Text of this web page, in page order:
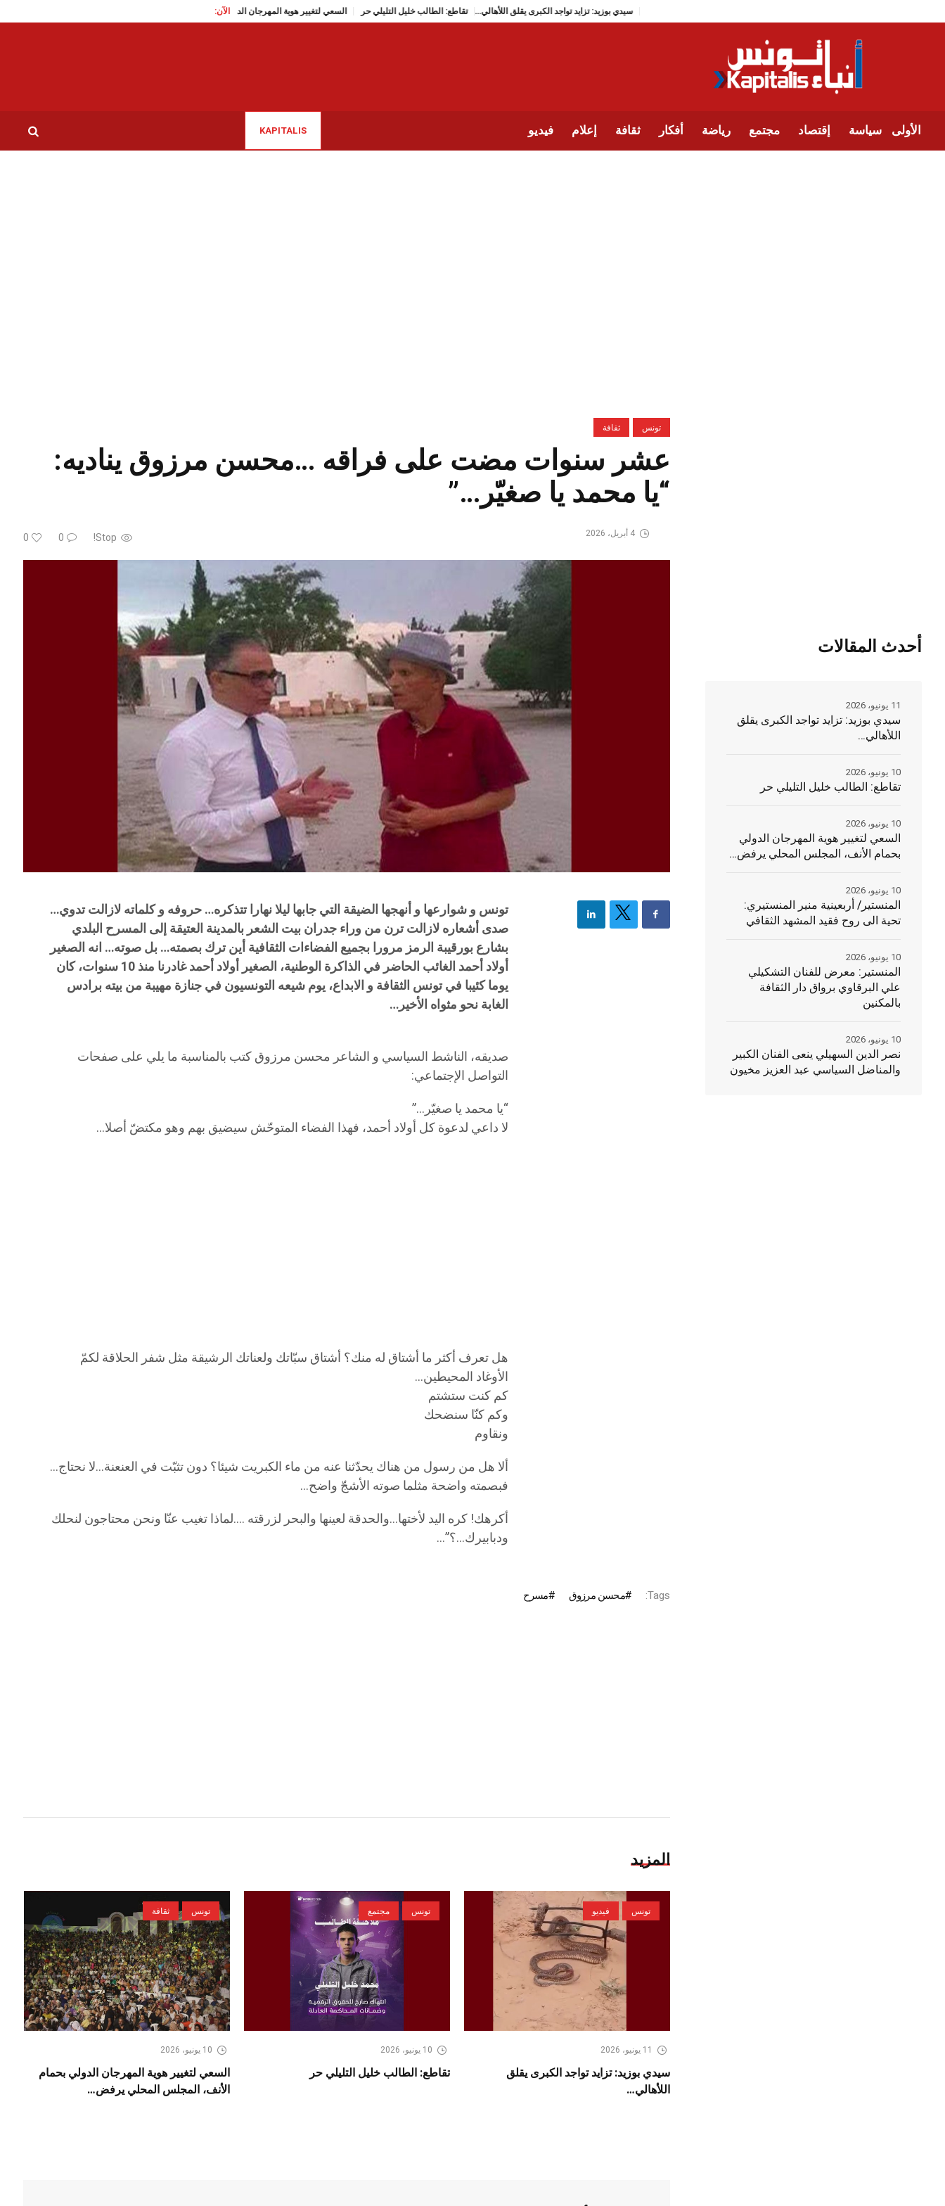
الآن: سيدي بوزيد: تزايد تواجد الكبرى يقلق اللأهالي… تقاطع: الطالب خليل التليلي حر السعي لتغيير هوية المهرجان الدولي بحمام الأنف، المجلس المحلي يرفض…
الأولى سياسة إقتصاد مجتمع رياضة أفكار ثقافة إعلام فيديو KAPITALIS
تونس ثقافة
عشر سنوات مضت على فراقه …محسن مرزوق يناديه:
“يا محمد يا صغيّر…”
Stop!
0
0 4 أبريل، 2026
تونس و شوارعها و أنهجها الضيقة التي جابها ليلا نهارا تتذكره… حروفه و كلماته لازالت تدوي…
صدى أشعاره لازالت ترن من وراء جدران بيت الشعر بالمدينة العتيقة إلى المسرح البلدي
بشارع بورقيبة الرمز مرورا بجميع الفضاءات الثقافية أين ترك بصمته… بل صوته… انه الصغير
أولاد أحمد الغائب الحاضر في الذاكرة الوطنية، الصغير أولاد أحمد غادرنا منذ 10 سنوات، كان
يوما كئيبا في تونس الثقافة و الابداع، يوم شيعه التونسيون في جنازة مهيبة من بيته برادس
الغابة نحو مثواه الأخير…
صديقه، الناشط السياسي و الشاعر محسن مرزوق كتب بالمناسبة ما يلي على صفحات
التواصل الإجتماعي:
“يا محمد يا صغيّر…”
لا داعي لدعوة كل أولاد أحمد، فهذا الفضاء المتوحّش سيضيق بهم وهو مكتضّ أصلا…
هل تعرف أكثر ما أشتاق له منك؟ أشتاق سبّاتك ولعناتك الرشيقة مثل شفر الحلاقة لكمّ
الأوغاد المحيطين…
كم كنت ستشتم
وكم كنّا سنضحك
ونقاوم
ألا هل من رسول من هناك يحدّثنا عنه من ماء الكبريت شيئا؟ دون تثبّت في العنعنة…لا نحتاج…
فبصمته واضحة مثلما صوته الأشجّ واضح…
أكرهك! كره اليد لأختها…والحدقة لعينها والبحر لزرقته ….لماذا تغيب عنّا ونحن محتاجون لنحلك
ودبابيرك…؟”…
Tags: محسن مرزوق مسرح
المزيد
تونس فيديو
11 يونيو، 2026
سيدي بوزيد: تزايد تواجد الكبرى يقلق
اللأهالي…
تونس مجتمع
10 يونيو، 2026
تقاطع: الطالب خليل التليلي حر
تونس ثقافة
10 يونيو، 2026
السعي لتغيير هوية المهرجان الدولي بحمام
الأنف، المجلس المحلي يرفض…
أحدث المقالات
سيدي بوزيد: تزايد تواجد الكبرى يقلق
اللأهالي…
11 يونيو، 2026
تقاطع: الطالب خليل التليلي حر
10 يونيو، 2026
السعي لتغيير هوية المهرجان الدولي
بحمام الأنف، المجلس المحلي يرفض…
10 يونيو، 2026
المنستير/ أربعينية منير المنستيري:
تحية الى روح فقيد المشهد الثقافي
10 يونيو، 2026
المنستير: معرض للفنان التشكيلي
علي البرقاوي برواق دار الثقافة
بالمكنين
10 يونيو، 2026
نصر الدين السهيلي ينعى الفنان الكبير
والمناضل السياسي عبد العزيز مخيون
10 يونيو، 2026